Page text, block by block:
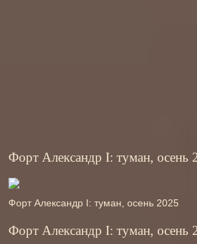
Форт Александр І: туман, осень
Форт Александр І: туман, осень 2025
Форт Александр І: туман, осень